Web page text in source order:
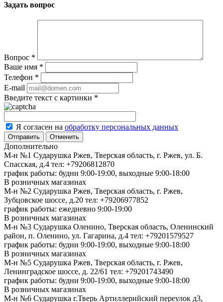
Задать вопрос
Вопрос *
Ваше имя *
Телефон *
E-mail
Введите текст с картинки *
Я согласен на обработку персональных данных
Отменить
Дополнительно
М-н №1 Сударушка Ржев, Тверская область, г. Ржев, ул. Б.
Спасская, д.4 тел: +79206812870
график работы: будни 9:00-19:00, выходные 9:00-18:00
В розничных магазинах
М-н №2 Cударушка Ржев, Тверская область, г. Ржев,
Зубцовское шоссе, д.20 тел: +79206977852
график работы: ежедневно 9:00-19:00
В розничных магазинах
М-н №3 Сударушка Оленино, Тверская область, Оленинский
район, п. Оленино, ул. Гагарина, д.4 тел: +79201579527
график работы: будни 9:00-19:00, выходные 9:00-18:00
В розничных магазинах
М-н №5 Сударушка Ржев, Тверская область, г. Ржев,
Ленинградское шоссе, д. 22/61 тел: +79201743490
график работы: будни 9:00-19:00, выходные 9:00-18:00
В розничных магазинах
М-н №6 Сударушка г.Тверь Артиллерийский переулок д3,